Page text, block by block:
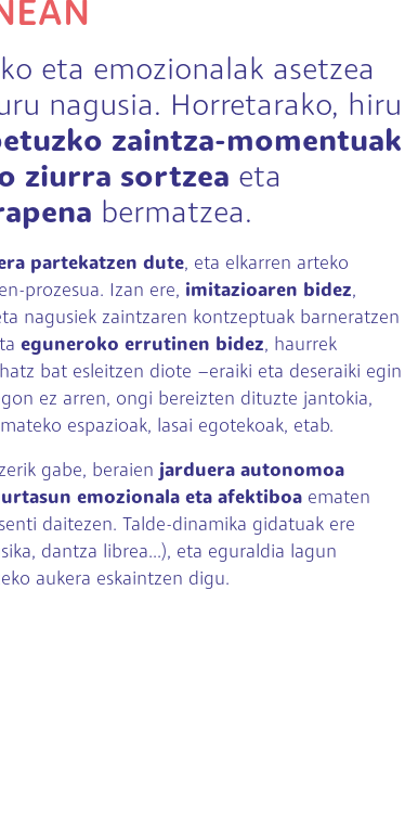
eta emozionalak asetzea
nagusia. Horretarako, hiru
zaintza-momentuak
ziurra sortzea eta
bermatzea.
partekatzen dute, eta elkarren arteko
prozesua. Izan ere, imitazioaren bidez,
nagusiek zaintzaren kontzeptuak barneratzen
eguneroko errutinen bidez, haurrek
bat esleitzen diote –eraiki eta deseraiki egin
ez arren, ongi bereizten dituzte jantokia,
espazioak, lasai egotekoak, etab.
gabe, beraien jarduera autonomoa
emozionala eta afektiboa ematen
daitezen. Talde-dinamika gidatuak ere
dantza librea...), eta eguraldia lagun
aukera eskaintzen digu.